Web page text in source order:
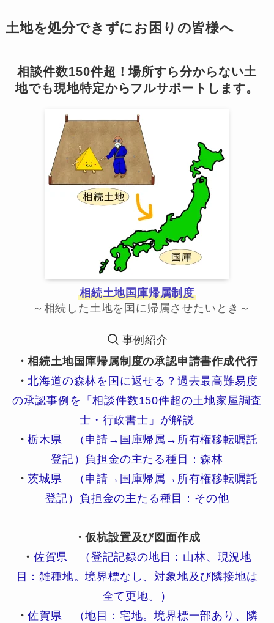
土地を処分できずにお困りの皆様へ
相談件数150件超！場所すら分からない土
地でも現地特定からフルサポートします。
相続土地国庫帰属制度
～相続した土地を国に帰属させたいとき～
事例紹介
・相続土地国庫帰属制度の承認申請書作成代行
・北海道の森林を国に返せる？過去最高難易度
の承認事例を「相談件数150件超の土地家屋調査
士・行政書士」が解説
・栃木県 （申請→国庫帰属→所有権移転嘱託
登記）負担金の主たる種目：森林
・茨城県 （申請→国庫帰属→所有権移転嘱託
登記）負担金の主たる種目：その他
・仮杭設置及び図面作成
・ 佐賀県 （登記記録の地目：山林、現況地
目：雑種地。境界標なし、対象地及び隣接地は
全て更地。）
・佐賀県 （地目：宅地。境界標一部あり、隣